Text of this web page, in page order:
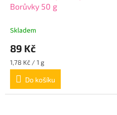
Borůvky 50 g
Skladem
89 Kč
Měrná
cena:
1,78 Kč / 1 g
Do košíku